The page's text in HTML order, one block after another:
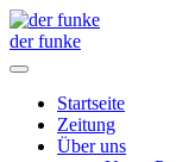
der funke
Startseite
Zeitung
Über uns